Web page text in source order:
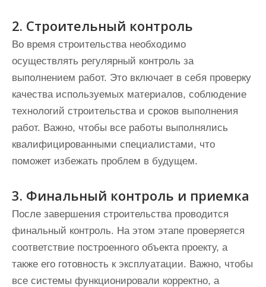
2. Строительный контроль
Во время строительства необходимо
осуществлять регулярный контроль за
выполнением работ. Это включает в себя проверку
качества используемых материалов, соблюдение
технологий строительства и сроков выполнения
работ. Важно, чтобы все работы выполнялись
квалифицированными специалистами, что
поможет избежать проблем в будущем.
3. Финальный контроль и приемка
После завершения строительства проводится
финальный контроль. На этом этапе проверяется
соответствие построенного объекта проекту, а
также его готовность к эксплуатации. Важно, чтобы
все системы функционировали корректно, а